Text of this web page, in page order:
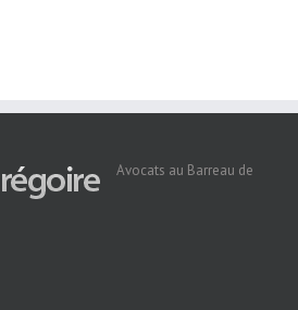
Avocats au Barreau de